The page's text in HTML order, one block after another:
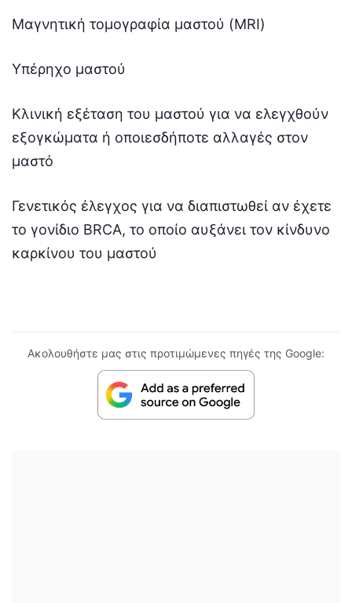
Μαγνητική τομογραφία μαστού (MRI)
Υπέρηχο μαστού
Κλινική εξέταση του μαστού για να ελεγχθούν
εξογκώματα ή οποιεσδήποτε αλλαγές στον
μαστό
Γενετικός έλεγχος για να διαπιστωθεί αν έχετε
το γονίδιο BRCA, το οποίο αυξάνει τον κίνδυνο
καρκίνου του μαστού
Ακολουθήστε μας στις προτιμώμενες πηγές της Google: